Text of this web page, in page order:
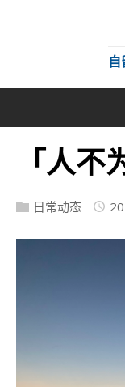
「人不
日常动态